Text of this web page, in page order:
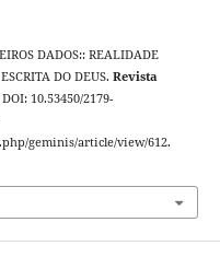
DADOS:: REALIDADE
DO DEUS. Revista
10.53450/2179-
geminis/article/view/612.